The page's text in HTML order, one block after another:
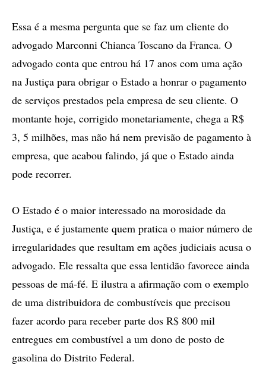
Essa é a mesma pergunta que se faz um cliente do
advogado Marconni Chianca Toscano da Franca. O
advogado conta que entrou há 17 anos com uma ação
na Justiça para obrigar o Estado a honrar o pagamento
de serviços prestados pela empresa de seu cliente. O
montante hoje, corrigido monetariamente, chega a R$
3, 5 milhões, mas não há nem previsão de pagamento à
empresa, que acabou falindo, já que o Estado ainda
pode recorrer.
O Estado é o maior interessado na morosidade da
Justiça, e é justamente quem pratica o maior número de
irregularidades que resultam em ações judiciais acusa o
advogado. Ele ressalta que essa lentidão favorece ainda
pessoas de má-fé. E ilustra a afirmação com o exemplo
de uma distribuidora de combustíveis que precisou
fazer acordo para receber parte dos R$ 800 mil
entregues em combustível a um dono de posto de
gasolina do Distrito Federal.